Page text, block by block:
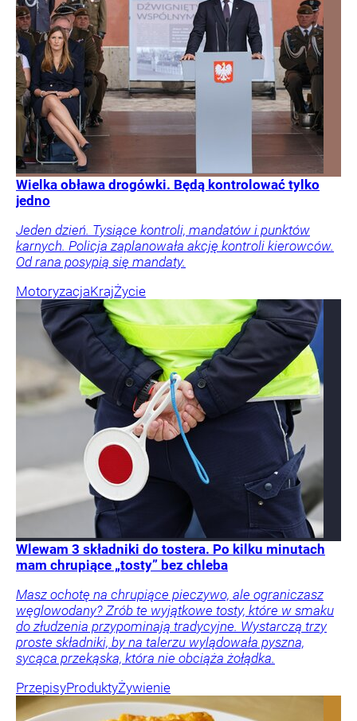
Wielka obława drogówki. Będą kontrolować tylko
jedno
Jeden dzień. Tysiące kontroli, mandatów i punktów
karnych. Policja zaplanowała akcję kontroli kierowców.
Od rana posypią się mandaty.
MotoryzacjaKrajŻycie
Wlewam 3 składniki do tostera. Po kilku minutach
mam chrupiące „tosty” bez chleba
Masz ochotę na chrupiące pieczywo, ale ograniczasz
węglowodany? Zrób te wyjątkowe tosty, które w smaku
do złudzenia przypominają tradycyjne. Wystarczą trzy
proste składniki, by na talerzu wylądowała pyszna,
sycąca przekąska, która nie obciąża żołądka.
PrzepisyProduktyŻywienie